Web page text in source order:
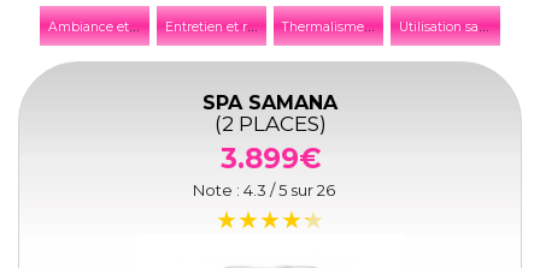
A
mbiance et décoration E
ntretien et réparation T
hermalisme et thalassothérapie U
tilisation saisonnière
SPA SAMANA
(2 PLACES)
3.899€
Note : 4.3 / 5 sur26